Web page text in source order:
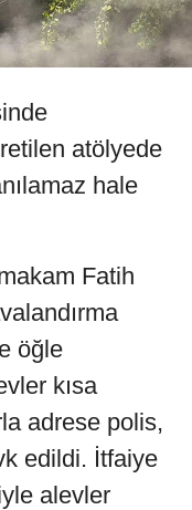
atölyede
hale
Fatih
öğle
kısa
adrese polis,
edildi. İtfaiye
alevler